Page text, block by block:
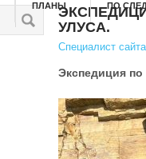
ПЛАНЫ ПО
УЛУСА.
Специалист сайта
Экспедиция по